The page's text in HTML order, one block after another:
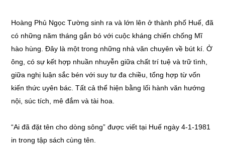
Hoàng Phủ Ngọc Tường sinh ra và lớn lên ở thành phố Huế, đã
có những năm tháng gắn bó với cuộc kháng chiến chống Mĩ
hào hùng. Đây là một trong những nhà văn chuyên về bút kí. Ở
ông, có sự kết hợp nhuần nhuyễn giữa chất trí tuệ và trữ tình,
giữa nghị luận sắc bén với suy tư đa chiều, tổng hợp từ vốn
kiến thức uyên bác. Tất cả thể hiện bằng lối hành văn hướng
nội, súc tích, mê đắm và tài hoa.
“Ai đã đặt tên cho dòng sông” được viết tại Huế ngày 4-1-1981
in trong tập sách cùng tên.